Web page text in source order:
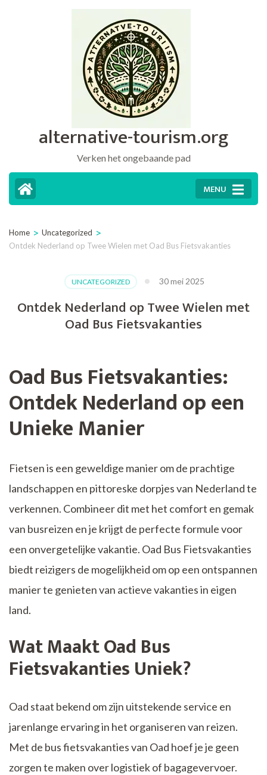
alternative-tourism.org
Verken het ongebaande pad
MENU
Home > Uncategorized >
Ontdek Nederland op Twee Wielen met Oad Bus Fietsvakanties
UNCATEGORIZED 30 mei 2025
Ontdek Nederland op Twee Wielen met
Oad Bus Fietsvakanties
Oad Bus Fietsvakanties:
Ontdek Nederland op een
Unieke Manier
Fietsen is een geweldige manier om de prachtige
landschappen en pittoreske dorpjes van Nederland te
verkennen. Combineer dit met het comfort en gemak
van busreizen en je krijgt de perfecte formule voor
een onvergetelijke vakantie. Oad Bus Fietsvakanties
biedt reizigers de mogelijkheid om op een ontspannen
manier te genieten van actieve vakanties in eigen
land.
Wat Maakt Oad Bus
Fietsvakanties Uniek?
Oad staat bekend om zijn uitstekende service en
jarenlange ervaring in het organiseren van reizen.
Met de bus fietsvakanties van Oad hoef je je geen
zorgen te maken over logistiek of bagagevervoer.